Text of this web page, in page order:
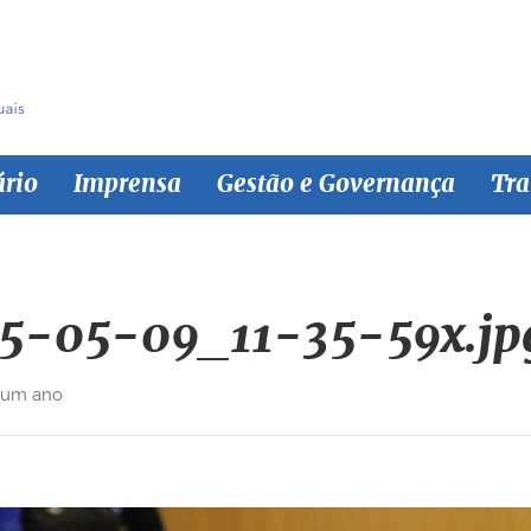
Imprensa Gestão e Governança
05-09_11-35-
ano